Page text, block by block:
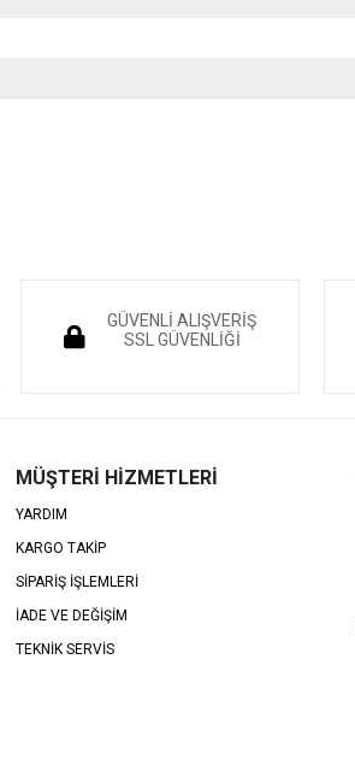
GÜVENLİ ALIŞVERİŞ
SSL GÜVENLİĞİ
MÜŞTERİ HİZMETLERİ
YARDIM
KARGO TAKİP
SİPARİŞ İŞLEMLERİ
İADE VE DEĞİŞİM
TEKNİK SERVİS